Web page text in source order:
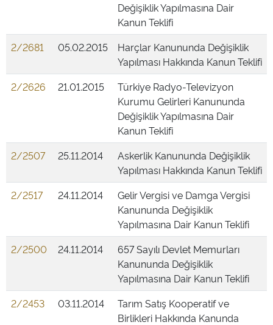
Değişiklik Yapılmasına Dair
Kanun Teklifi
2/2681
05.02.2015
Harçlar Kanununda Değişiklik
Yapılması Hakkında Kanun Teklifi
2/2626
21.01.2015
Türkiye Radyo-Televizyon
Kurumu Gelirleri Kanununda
Değişiklik Yapılmasına Dair
Kanun Teklifi
2/2507
25.11.2014
Askerlik Kanununda Değişiklik
Yapılması Hakkında Kanun Teklifi
2/2517
24.11.2014
Gelir Vergisi ve Damga Vergisi
Kanununda Değişiklik
Yapılmasına Dair Kanun Teklifi
2/2500
24.11.2014
657 Sayılı Devlet Memurları
Kanununda Değişiklik
Yapılmasına Dair Kanun Teklifi
2/2453
03.11.2014
Tarım Satış Kooperatif ve
Birlikleri Hakkında Kanunda